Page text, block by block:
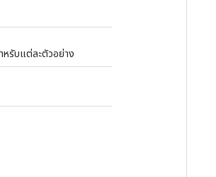
หรับแต่ละตัวอย่าง